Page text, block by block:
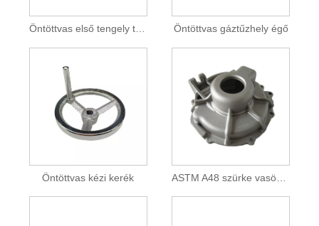
Öntöttvas első tengely támaszték Öntöttvas gáztűzhely égő
Öntöttvas kézi kerék